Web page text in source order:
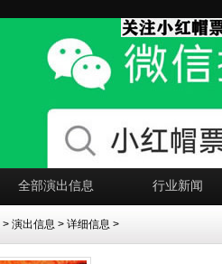
全部演出信息 行业新闻
> 演出信息 > 详细信息 >